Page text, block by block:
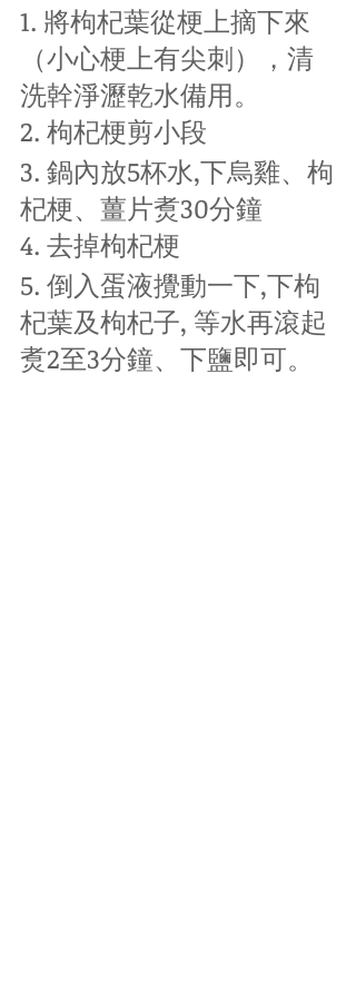
1. 將枸杞葉從梗上摘下來
（小心梗上有尖刺），清
洗幹淨瀝乾水備用。
2. 枸杞梗剪小段
3. 鍋內放5杯水,下烏雞、枸
杞梗、薑片煑30分鐘
4. 去掉枸杞梗
5. 倒入蛋液攪動一下,下枸
杞葉及枸杞子, 等水再滾起
煑2至3分鐘、下鹽即可。